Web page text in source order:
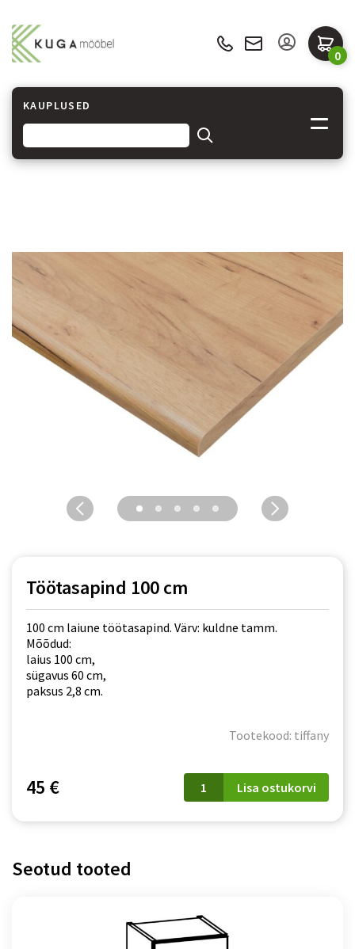
0
KAUPLUSED
Töötasapind 100 cm
100 cm laiune töötasapind. Värv: kuldne tamm.
Mõõdud:
laius 100 cm,
sügavus 60 cm,
paksus 2,8 cm.
Tootekood: tiffany
45 €
Töötasapind
100
kogus
Lisa ostukorvi
Seotud tooted